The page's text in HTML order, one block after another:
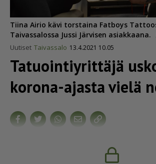
Tiina Airio kävi torstaina Fatboys
Taivassalossa Jussi Järvisen asiakkaana.
Uutiset Taivassalo 13.4.2021 10.05
Tatuo­in­tiy­rittäjä
korona-ajasta vielä